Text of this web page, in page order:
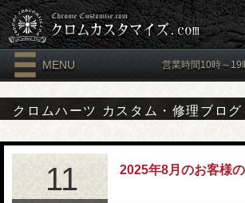
MENU 営業時間10時～19
クロムハーツ カスタム・修理ブログ
11 2025年8月のお客様